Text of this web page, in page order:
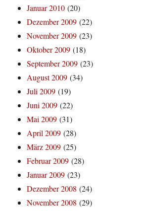
Januar 2010 (20)
Dezember 2009 (22)
November 2009 (23)
Oktober 2009 (18)
September 2009 (23)
August 2009 (34)
Juli 2009 (19)
Juni 2009 (22)
Mai 2009 (31)
April 2009 (28)
März 2009 (25)
Februar 2009 (28)
Januar 2009 (23)
Dezember 2008 (24)
November 2008 (29)